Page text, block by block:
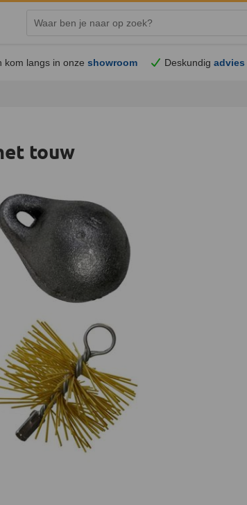
kom langs in onzeshowroom Deskundigadvies
touw